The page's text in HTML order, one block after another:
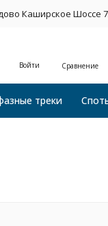
Каширское Шоссе
Войти Сравнение
треки